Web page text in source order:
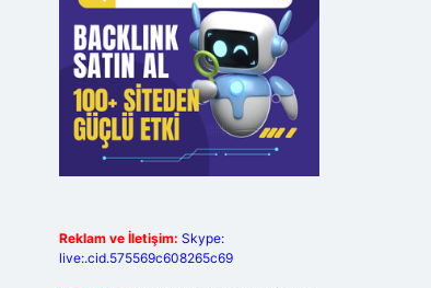
Reklam ve İletişim: Skype:
live:.cid.575569c608265c69